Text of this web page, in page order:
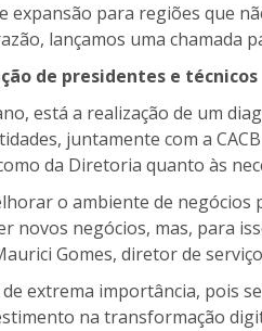
para regiões que
lançamos uma chamada
de presidentes e técnicos
está a realização de um
juntamente com a
da Diretoria quanto às
o ambiente de
negócios, mas, para
Gomes, diretor de
extrema importância, pois
na transformação